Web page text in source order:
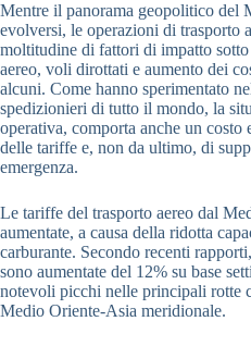
Mentre il panorama geopolitico del
evolversi, le operazioni di trasporto
moltitudine di fattori di impatto
aereo, voli dirottati e aumento dei
alcuni. Come hanno sperimentato
spedizionieri di tutto il mondo, la
operativa, comporta anche un
delle tariffe e, non da ultimo, di
emergenza.
Le tariffe del trasporto aereo dal
aumentate, a causa della ridotta
carburante. Secondo recenti
sono aumentate del 12% su base
notevoli picchi nelle principali rotte
Medio Oriente-Asia meridionale.